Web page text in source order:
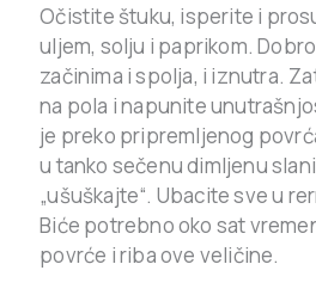
Očistite štuku, isperite i
uljem, solju i paprikom.
začinima i spolja, i iznutra.
na pola i napunite
je preko pripremljenog
u tanko sečenu dimljenu
„ušuškajte“. Ubacite sve u
Biće potrebno oko sat
povrće i riba ove veličine.